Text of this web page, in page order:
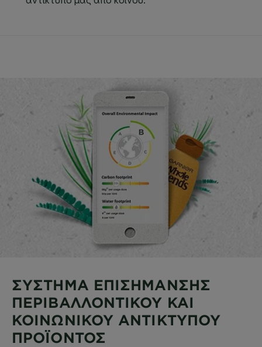
ΣΥΣΤΗΜΑ ΕΠΙΣΗΜΑΝΣΗΣ
ΠΕΡΙΒΑΛΛΟΝΤΙΚΟΥ ΚΑΙ
ΚΟΙΝΩΝΙΚΟΥ ΑΝΤΙΚΤΥΠΟΥ
ΠΡΟΪΟΝΤΟΣ